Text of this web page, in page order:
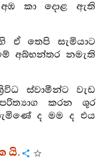
අඹ කා දොළ ඇති
ඒ තෙපි සැමියාට
අබ්භන්තර නමැති
ස්වාමීන්ට වැඩ
කරන ශූර
ද මම ද එය
යි.